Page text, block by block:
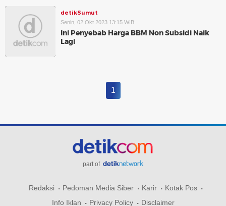
detikSumut
Senin, 02 Okt 2023 13:15 WIB
Ini Penyebab Harga BBM Non Subsidi Naik
Lagi
1
part of
Redaksi Pedoman Media Siber Karir
Kotak Pos
Info Iklan
Privacy Policy Disclaimer